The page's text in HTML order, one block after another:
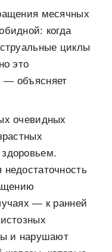
месячных
когда
циклы
это
— объясняет
очевидных
— к ранней
и нарушают